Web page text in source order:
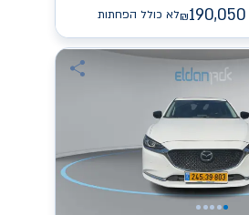
₪190,050 לא כולל הפחתות